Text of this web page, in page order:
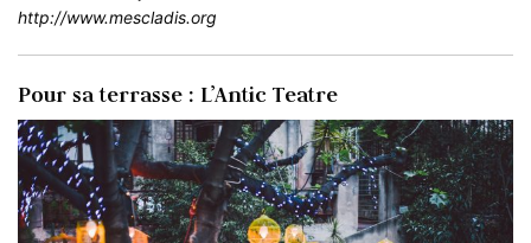
http://www.mescladis.org
Pour sa terrasse : L’Antic Teatre